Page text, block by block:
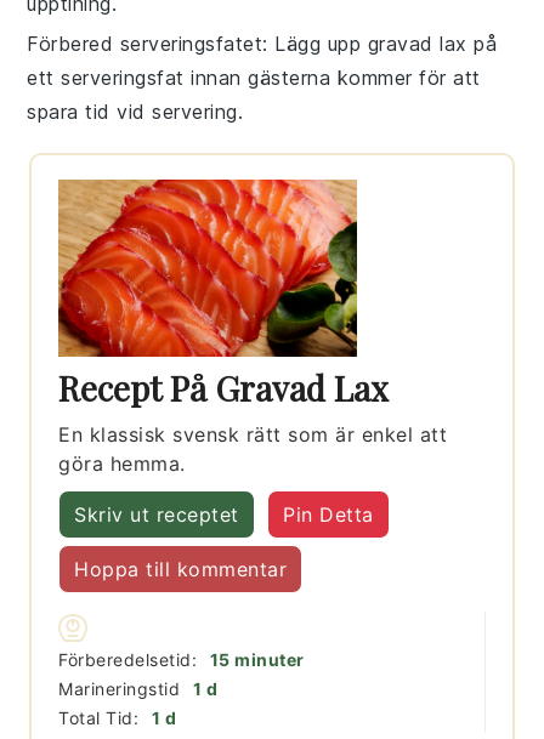
Förbered serveringsfatet: Lägg upp gravad lax på
ett serveringsfat innan gästerna kommer för att
spara tid vid servering.
Recept På Gravad Lax
En klassisk svensk rätt som är enkel att
göra hemma.
Skriv ut receptet Pin Detta
Hoppa till kommentar
Förberedelsetid: 15minuter
minuter
Marineringstid
1 day
d
Total Tid:
1 day
d